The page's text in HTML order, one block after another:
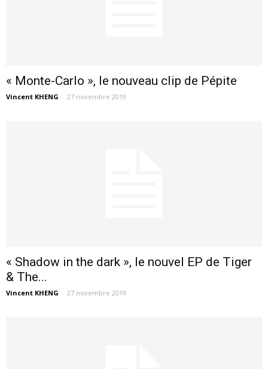
« Monte-Carlo », le nouveau clip de Pépite
Vincent KHENG - 27 novembre 2019
« Shadow in the dark », le nouvel EP de Tiger
& The...
Vincent KHENG - 27 novembre 2019